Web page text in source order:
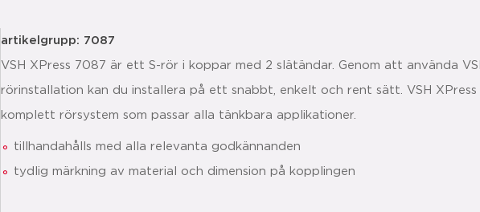
artikelgrupp: 7087
VSH XPress 7087 är ett S-rör i koppar med 2 slätändar. Genom att använda
rörinstallation kan du installera på ett snabbt, enkelt och rent sätt. VSH
komplett rörsystem som passar alla tänkbara applikationer.
tillhandahålls med alla relevanta godkännanden
tydlig märkning av material och dimension på kopplingen